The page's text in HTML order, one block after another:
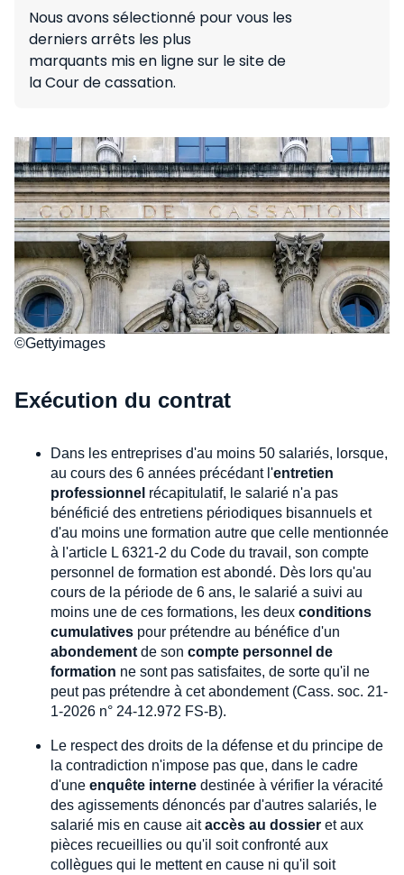
Nous avons sélectionné pour vous les
derniers arrêts les plus
marquants mis en ligne sur le site de
la Cour de cassation.
©Gettyimages
Exécution du contrat
Dans les entreprises d'au moins 50 salariés, lorsque,
au cours des 6 années précédant l'entretien
professionnel récapitulatif, le salarié n'a pas
bénéficié des entretiens périodiques bisannuels et
d'au moins une formation autre que celle mentionnée
à l'article L 6321-2 du Code du travail, son compte
personnel de formation est abondé. Dès lors qu'au
cours de la période de 6 ans, le salarié a suivi au
moins une de ces formations, les deux conditions
cumulatives pour prétendre au bénéfice d'un
abondement de son compte personnel de
formation ne sont pas satisfaites, de sorte qu'il ne
peut pas prétendre à cet abondement (Cass. soc. 21-
1-2026 n° 24-12.972 FS-B).
Le respect des droits de la défense et du principe de
la contradiction n'impose pas que, dans le cadre
d'une enquête interne destinée à vérifier la véracité
des agissements dénoncés par d'autres salariés, le
salarié mis en cause aitaccès au dossier et aux
pièces recueillies ou qu'il soit confronté aux
collègues qui le mettent en cause ni qu'il soit